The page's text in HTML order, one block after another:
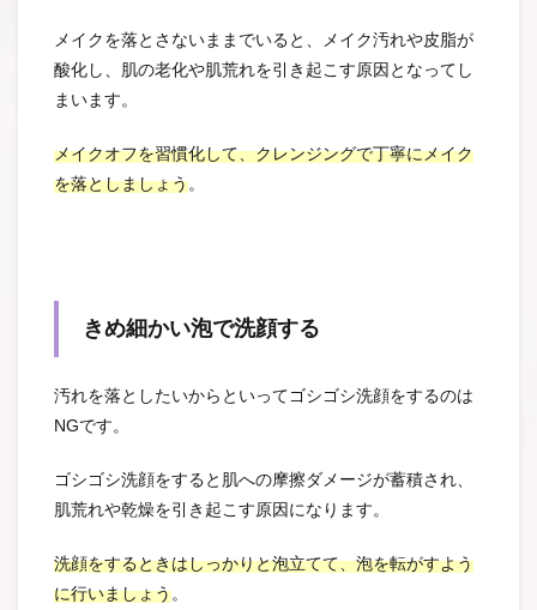
メイクを落とさないままでいると、メイク汚れや皮脂が
酸化し、肌の老化や肌荒れを引き起こす原因となってし
まいます。
メイクオフを習慣化して、クレンジングで丁寧にメイク
を落としましょう。
きめ細かい泡で洗顔する
汚れを落としたいからといってゴシゴシ洗顔をするのは
NGです。
ゴシゴシ洗顔をすると肌への摩擦ダメージが蓄積され、
肌荒れや乾燥を引き起こす原因になります。
洗顔をするときはしっかりと泡立てて、泡を転がすよう
に行いましょう。